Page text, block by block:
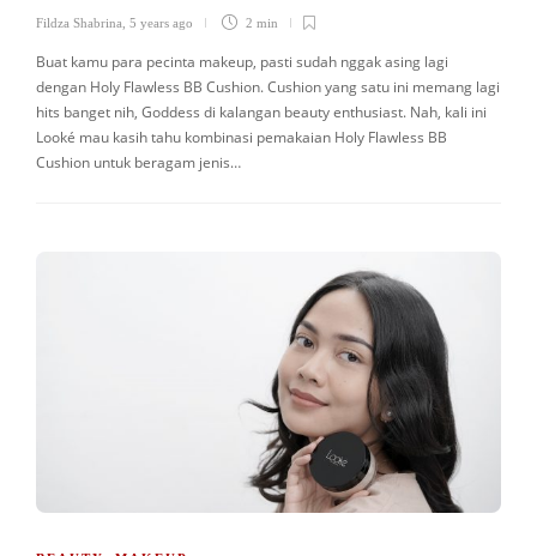
Fildza Shabrina 5 years ago 2 min
Buat kamu para pecinta makeup, pasti sudah nggak asing lagi
dengan Holy Flawless BB Cushion. Cushion yang satu ini memang lagi
hits banget nih, Goddess di kalangan beauty enthusiast. Nah, kali ini
Looké mau kasih tahu kombinasi pemakaian Holy Flawless BB
Cushion untuk beragam jenis…